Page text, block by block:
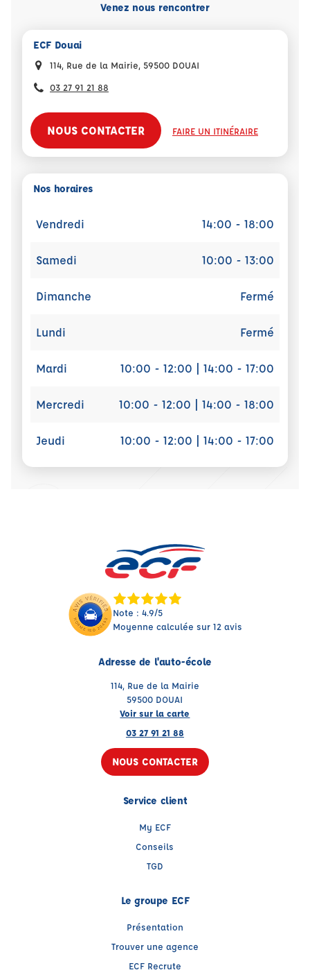
Venez nous rencontrer
ECF Douai
114, Rue de la Mairie, 59500 DOUAI
03 27 91 21 88
NOUS CONTACTER FAIRE UN ITINÉRAIRE
Nos horaires
Vendredi 14:00 - 18:00
Samedi 10:00 - 13:00
Dimanche Fermé
Lundi Fermé
Mardi 10:00 - 12:00 | 14:00 - 17:00
Mercredi 10:00 - 12:00 | 14:00 - 18:00
Jeudi 10:00 - 12:00 | 14:00 - 17:00
Note : 4.9/5
Moyenne calculée sur 12 avis
Adresse de l'auto-école
114, Rue de la Mairie
59500 DOUAI
Voir sur la carte
03 27 91 21 88
NOUS CONTACTER
Service client
My ECF
Conseils
TGD
Le groupe ECF
Présentation
Trouver une agence
ECF Recrute